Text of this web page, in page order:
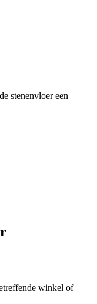
stenenvloer een
winkel of